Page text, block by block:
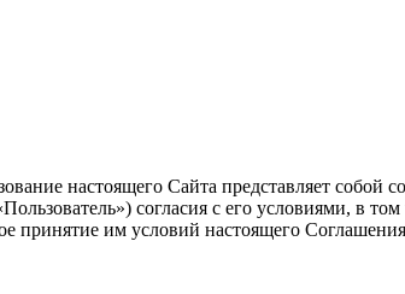
настоящего Сайта представляет собой
согласия с его условиями, в
принятие им условий настоящего